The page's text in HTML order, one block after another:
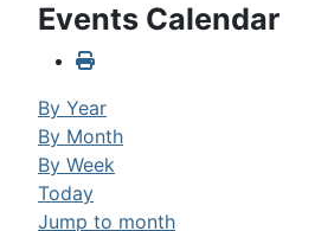
Events Calendar
By Year
By Month
By Week
Today
Jump to month